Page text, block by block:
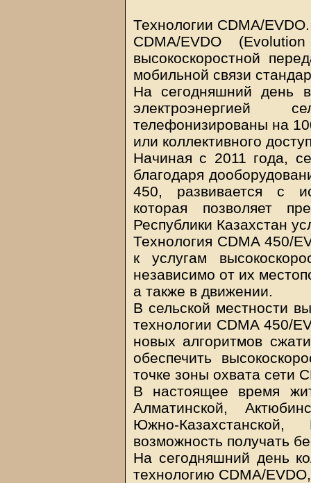
Технологии CDMA/EVDO.
CDMA/EVDO
высокоскоростной
мобильной связи
На сегодняшний день
электроэнергией
телефонизированы на
или коллективного
Начиная с 2011 года,
благодаря
450, развивается с
которая позволяет
Республики Казахстан
Технология CDMA 450/
к услугам
независимо от их
а также в движении.
В сельской местности
технологии CDMA 450/
новых алгоритмов
обеспечить
точке зоны охвата сети
В настоящее время
Алматинской,
Южно-
возможность получать
На сегодняшний день
технологию CDMA/